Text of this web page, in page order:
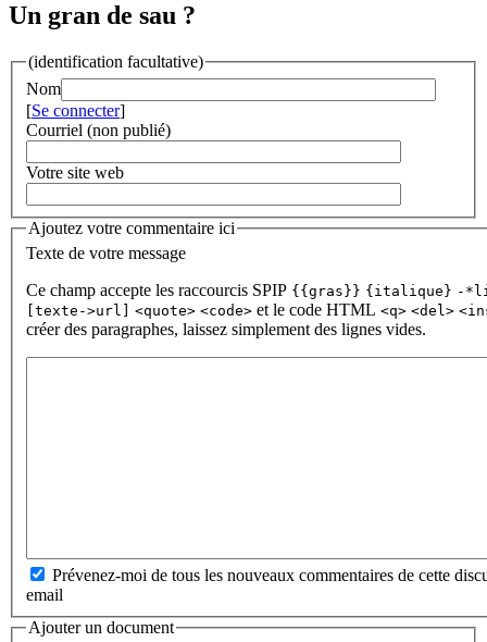
Un gran de sau ?
(identification facultative)
Nom
[Se connecter]
Courriel (non publié)
Votre site web
Ajoutez votre commentaire ici
Texte de votre message
Ce champ accepte les raccourcis SPIP {{gras}} {italique} -
[texte->url]
<quote> <code> et le code HTML <q> <del>
créer des paragraphes, laissez simplement des lignes vides.
Prévenez-moi de tous les nouveaux commentaires de cette
email
Ajouter un document